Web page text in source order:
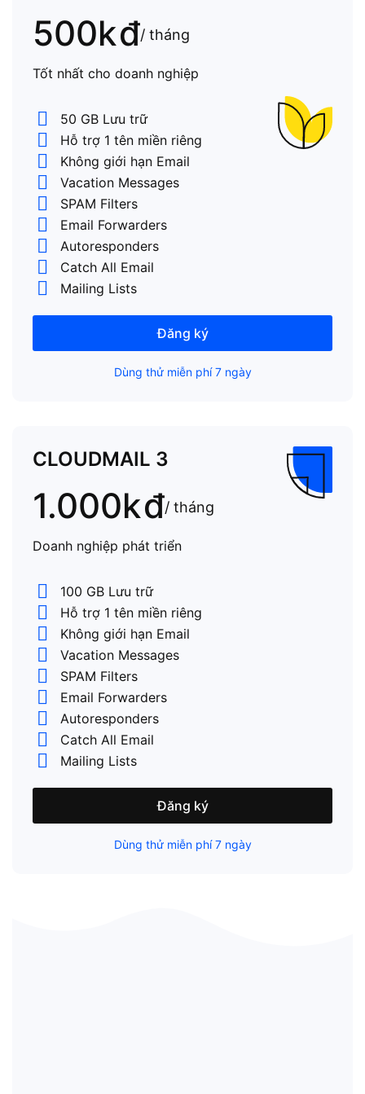
500kđ/ tháng
Tốt nhất cho doanh nghiệp
50 GB Lưu trữ
Hỗ trợ 1 tên miền riêng
Không giới hạn Email
Vacation Messages
SPAM Filters
Email Forwarders
Autoresponders
Catch All Email
Mailing Lists
Đăng ký
Dùng thử miễn phí 7 ngày
CLOUDMAIL 3
1.000kđ/ tháng
Doanh nghiệp phát triển
100 GB Lưu trữ
Hỗ trợ 1 tên miền riêng
Không giới hạn Email
Vacation Messages
SPAM Filters
Email Forwarders
Autoresponders
Catch All Email
Mailing Lists
Đăng ký
Dùng thử miễn phí 7 ngày